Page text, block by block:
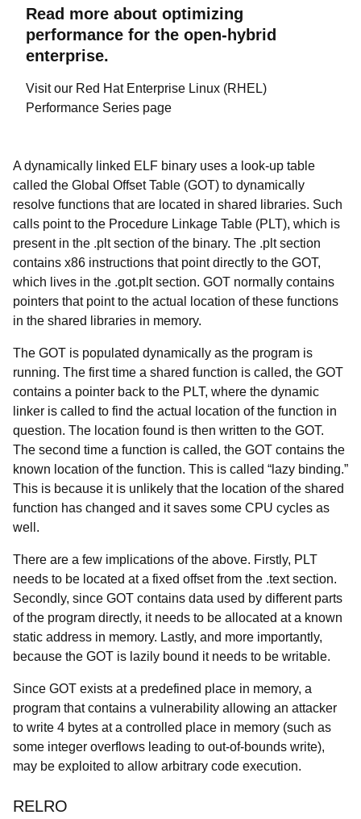
Read more about optimizing
performance for the open-hybrid
enterprise.
Visit our Red Hat Enterprise Linux (RHEL)
Performance Series page
A dynamically linked ELF binary uses a look-up table
called the Global Offset Table (GOT) to dynamically
resolve functions that are located in shared libraries. Such
calls point to the Procedure Linkage Table (PLT), which is
present in the .plt section of the binary. The .plt section
contains x86 instructions that point directly to the GOT,
which lives in the .got.plt section. GOT normally contains
pointers that point to the actual location of these functions
in the shared libraries in memory.
The GOT is populated dynamically as the program is
running. The first time a shared function is called, the GOT
contains a pointer back to the PLT, where the dynamic
linker is called to find the actual location of the function in
question. The location found is then written to the GOT.
The second time a function is called, the GOT contains the
known location of the function. This is called “lazy binding.”
This is because it is unlikely that the location of the shared
function has changed and it saves some CPU cycles as
well.
There are a few implications of the above. Firstly, PLT
needs to be located at a fixed offset from the .text section.
Secondly, since GOT contains data used by different parts
of the program directly, it needs to be allocated at a known
static address in memory. Lastly, and more importantly,
because the GOT is lazily bound it needs to be writable.
Since GOT exists at a predefined place in memory, a
program that contains a vulnerability allowing an attacker
to write 4 bytes at a controlled place in memory (such as
some integer overflows leading to out-of-bounds write),
may be exploited to allow arbitrary code execution.
RELRO